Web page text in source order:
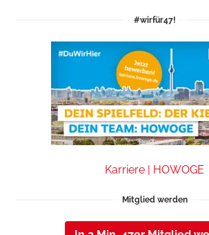
#wirfür47!
Karriere | HOWOGE
Mitglied werden